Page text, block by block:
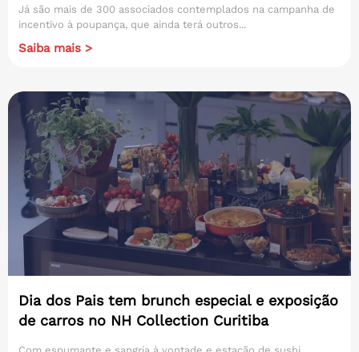
Já são mais de 300 associados contemplados na campanha de
incentivo à poupança, que ainda terá outros...
Saiba mais >
Dia dos Pais tem brunch especial e exposição
de carros no NH Collection Curitiba